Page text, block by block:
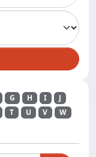
G H I
J
T U V
W